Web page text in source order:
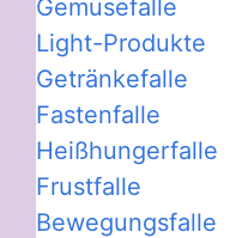
Gemüsefalle
Light-Produkte
Getränkefalle
Fastenfalle
Heißhungerfalle
Frustfalle
Bewegungsfalle